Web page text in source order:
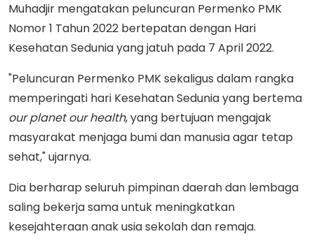
Muhadjir mengatakan peluncuran Permenko PMK
Nomor 1 Tahun 2022 bertepatan dengan Hari
Kesehatan Sedunia yang jatuh pada 7 April 2022.
"Peluncuran Permenko PMK sekaligus dalam rangka
memperingati hari Kesehatan Sedunia yang bertema
our planet our health, yang bertujuan mengajak
masyarakat menjaga bumi dan manusia agar tetap
sehat," ujarnya.
Dia berharap seluruh pimpinan daerah dan lembaga
saling bekerja sama untuk meningkatkan
kesejahteraan anak usia sekolah dan remaja.